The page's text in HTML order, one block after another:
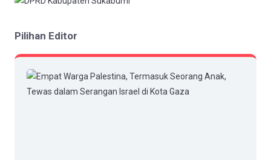
Pilihan Editor